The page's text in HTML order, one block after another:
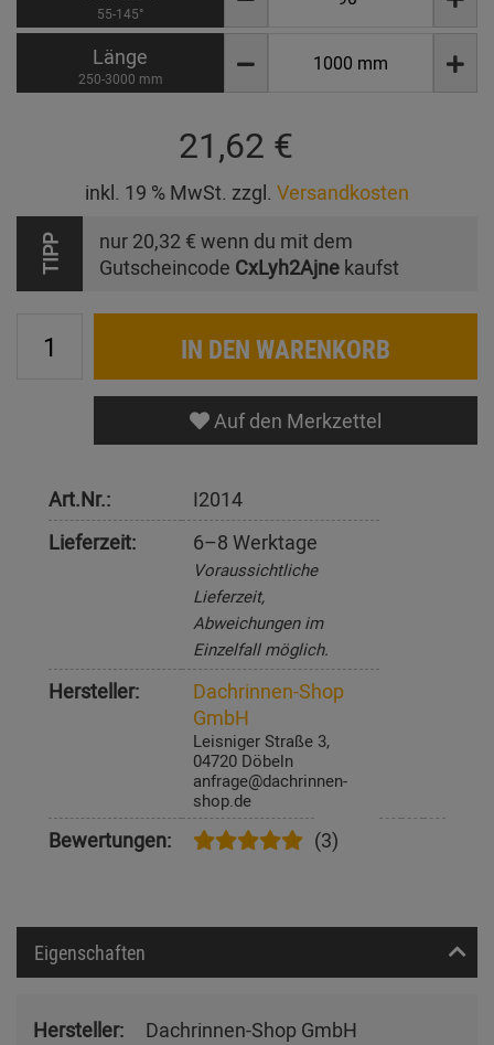
55-145°
Länge
250-3000 mm
21,62 €
inkl. 19 % MwSt. zzgl. Versandkosten
TIPP nur 20,32 € wenn du mit dem
Gutscheincode CxLyh2Ajne kaufst
IN DEN WARENKORB
Auf den Merkzettel
Art.Nr.:
I2014
Lieferzeit:
6–8 Werktage
Voraussichtliche
Lieferzeit,
Abweichungen im
Einzelfall möglich.
Hersteller:
Dachrinnen-Shop
GmbH
Leisniger Straße 3,
04720 Döbeln
anfrage@dachrinnen-
shop.de
Bewertungen: (3)
Eigenschaften
Hersteller:
Dachrinnen-Shop GmbH